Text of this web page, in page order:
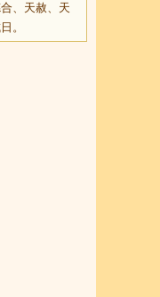
、天赦、天
。